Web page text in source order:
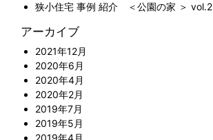
狭小住宅 事例 紹介 ＜公園の家 ＞ vol.2
アーカイブ
2021年12月
2020年6月
2020年4月
2020年2月
2019年7月
2019年5月
2019年4月